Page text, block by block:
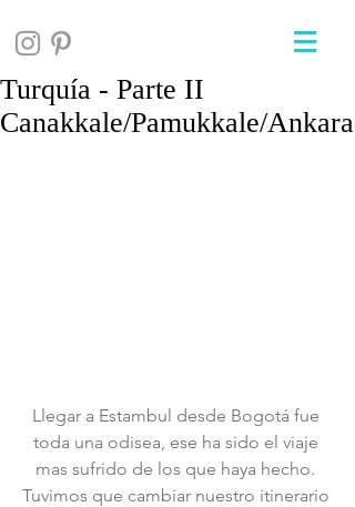
Turquía - Parte II
Canakkale/Pamukkale/Ankara
Llegar a Estambul desde Bogotá fue
toda una odisea, ese ha sido el viaje
mas sufrido de los que haya hecho.
Tuvimos que cambiar nuestro itinerario